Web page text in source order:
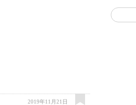
2019年11月21日